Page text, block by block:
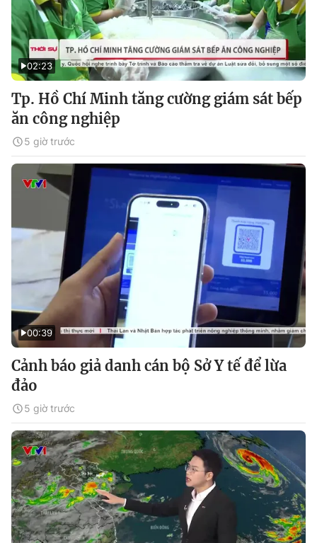
02:23
Tp. Hồ Chí Minh tăng cường giám sát bếp
ăn công nghiệp
5 giờ trước
00:39
Cảnh báo giả danh cán bộ Sở Y tế để lừa
đảo
5 giờ trước